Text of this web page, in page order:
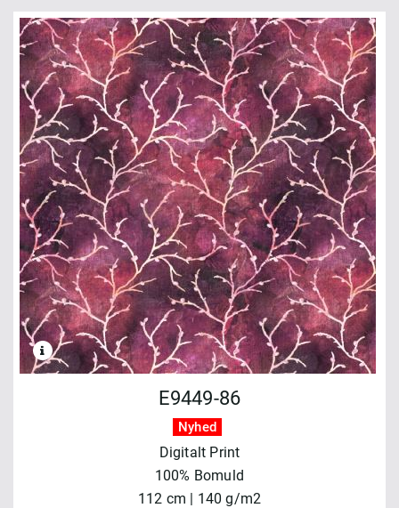
E9449-86
Nyhed
Digitalt Print
100% Bomuld
112 cm | 140 g/m2